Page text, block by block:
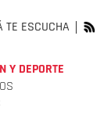
TE ESCUCHA
Y DEPORTE